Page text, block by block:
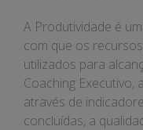
A Produtividade é
com que os
utilizados para
Coaching Executivo,
através de
concluídas, a